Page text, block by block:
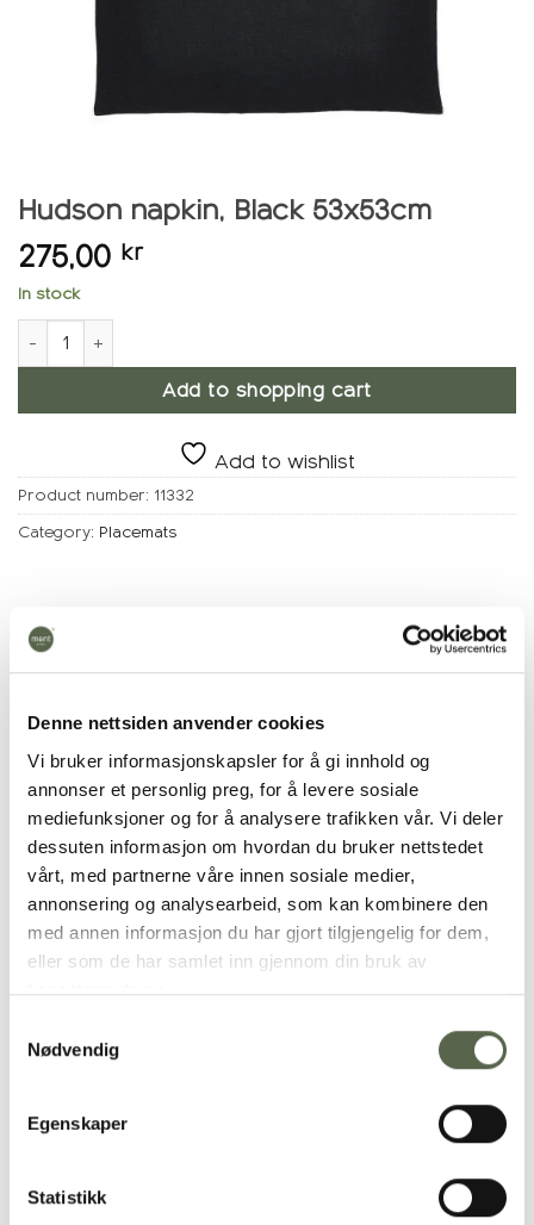
Denne nettsiden anvender cookies
Vi bruker informasjonskapsler for å gi innhold og
annonser et personlig preg, for å levere sosiale
mediefunksjoner og for å analysere trafikken vår. Vi deler
dessuten informasjon om hvordan du bruker nettstedet
vårt, med partnerne våre innen sosiale medier,
annonsering og analysearbeid, som kan kombinere den
med annen informasjon du har gjort tilgjengelig for dem,
eller som de har samlet inn gjennom din bruk av
tjenestene deres.
Nødvendig
Egenskaper
Statistikk
Hudson napkin, Black 53x53cm
275,00 kr
In stock
Hudson napkin, Black 53x53cm number
Add to shopping cart
Add to wishlist
Product number: 11332
Category: Placemats
Additional
WEIGHT 0.05 kg
COLOR SHADE Black
PRODUCT Linen napkins
Solid colour, 100% Linen
wishlist
SOLD OUT